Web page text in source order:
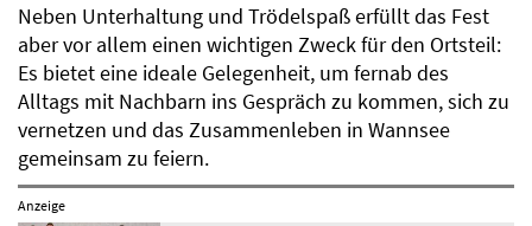
Neben Unterhaltung und Trödelspaß erfüllt das Fest
aber vor allem einen wichtigen Zweck für den Ortsteil:
Es bietet eine ideale Gelegenheit, um fernab des
Alltags mit Nachbarn ins Gespräch zu kommen, sich zu
vernetzen und das Zusammenleben in Wannsee
gemeinsam zu feiern.
Anzeige